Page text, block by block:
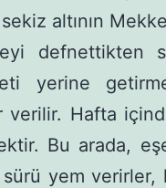
altının
defnettikten
yerine
verilir. Hafta
Bu arada,
yem verirler,